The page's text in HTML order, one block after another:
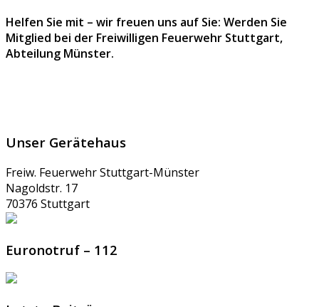
Helfen Sie mit – wir freuen uns auf Sie: Werden Sie
Mitglied bei der Freiwilligen Feuerwehr Stuttgart,
Abteilung Münster.
Unser Gerätehaus
Freiw. Feuerwehr Stuttgart-Münster
Nagoldstr. 17
70376 Stuttgart
Euronotruf – 112